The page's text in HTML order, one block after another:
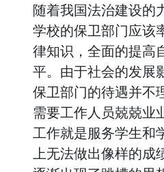
随着我国法治建设的
学校的保卫部门应该
律知识，全面的提高
平。由于社会的发展
保卫部门的待遇并不
需要工作人员兢兢业
工作就是服务学生和
上无法做出像样的成